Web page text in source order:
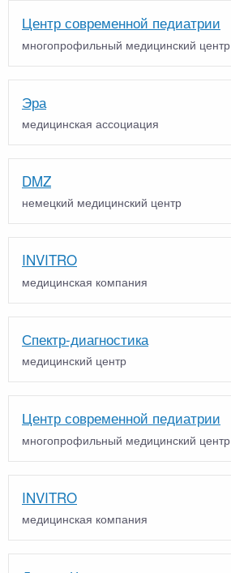
Центр современной педиатрии
многопрофильный медицинский центр
Эра
медицинская ассоциация
DMZ
немецкий медицинский центр
INVITRO
медицинская компания
Спектр-диагностика
медицинский центр
Центр современной педиатрии
многопрофильный медицинский центр
INVITRO
медицинская компания